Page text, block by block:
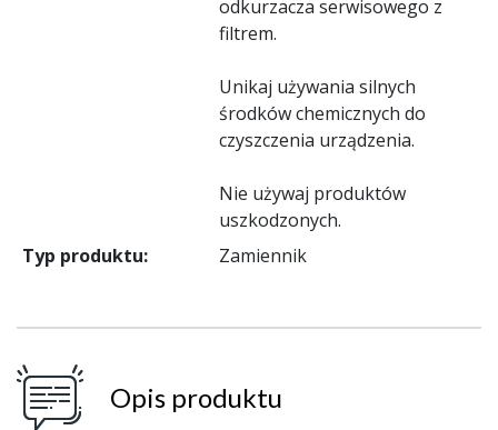
odkurzacza serwisowego z
filtrem.
Unikaj używania silnych
środków chemicznych do
czyszczenia urządzenia.
Nie używaj produktów
uszkodzonych.
Typ produktu:
Zamiennik
Opis produktu